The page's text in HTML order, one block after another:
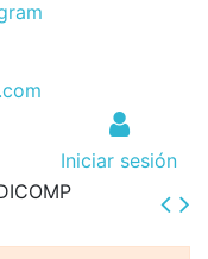
Iniciar sesión